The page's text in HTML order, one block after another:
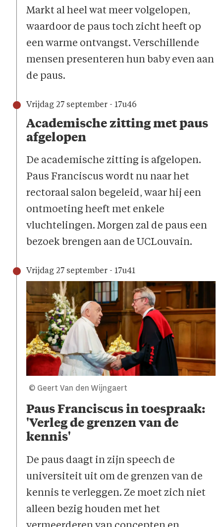
Markt al heel wat meer volgelopen,
waardoor de paus toch zicht heeft op
een warme ontvangst. Verschillende
mensen presenteren hun baby even aan
de paus.
Vrijdag 27 september - 17u46
Academische zitting met paus
afgelopen
De academische zitting is afgelopen.
Paus Franciscus wordt nu naar het
rectoraal salon begeleid, waar hij een
ontmoeting heeft met enkele
vluchtelingen. Morgen zal de paus een
bezoek brengen aan de UCLouvain.
Vrijdag 27 september - 17u41
© Geert Van den Wijngaert
Paus Franciscus in toespraak:
'Verleg de grenzen van de
kennis'
De paus daagt in zijn speech de
universiteit uit om de grenzen van de
kennis te verleggen. Ze moet zich niet
alleen bezig houden met het